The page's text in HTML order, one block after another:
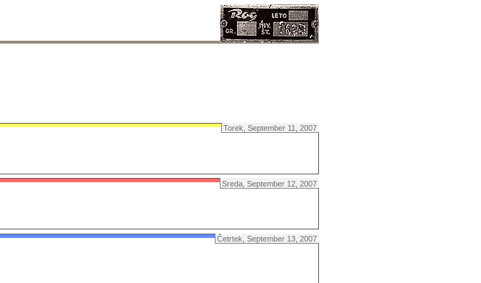
Torek, September 11, 2007
Sreda, September 12, 2007
Četrtek, September 13, 2007